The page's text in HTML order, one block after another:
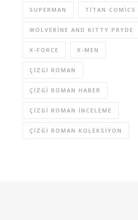
SUPERMAN TITAN COMICS
WOLVERINE AND KITTY PRYDE
X-FORCE X-MEN
ÇIZGI ROMAN
ÇIZGI ROMAN HABER
ÇIZGI ROMAN INCELEME
ÇIZGI ROMAN KOLEKSIYON